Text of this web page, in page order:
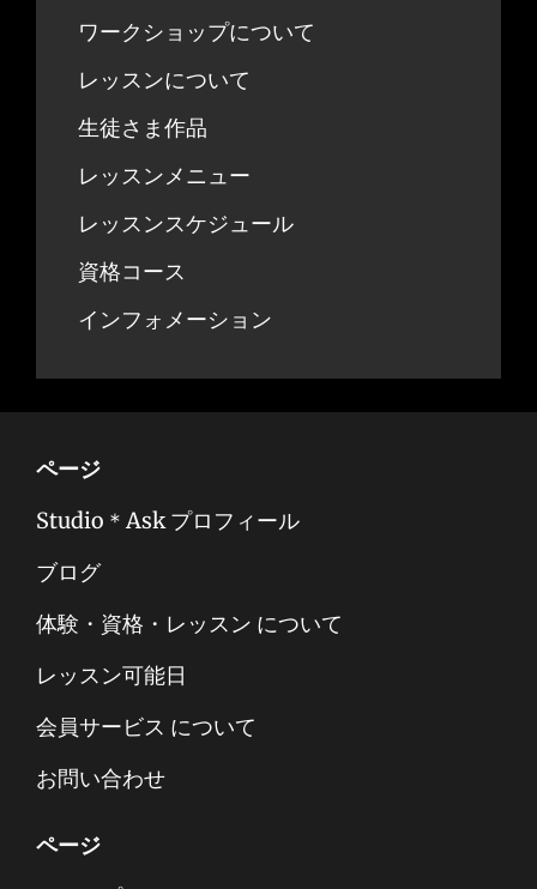
ワークショップについて
レッスンについて
生徒さま作品
レッスンメニュー
レッスンスケジュール
資格コース
インフォメーション
ページ
Studio＊Ask プロフィール
ブログ
体験・資格・レッスン について
レッスン可能日
会員サービス について
お問い合わせ
ページ